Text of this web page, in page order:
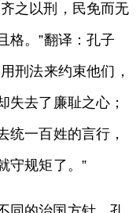
之以刑，民免而无
格。”翻译：孔子
刑法来约束他们，
失去了廉耻之心；
统一百姓的言行，
守规矩了。”